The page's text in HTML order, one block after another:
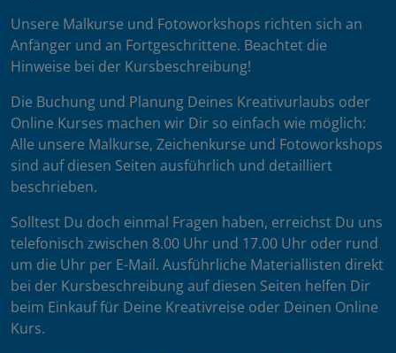
Unsere Malkurse und Fotoworkshops richten sich an
Anfänger und an Fortgeschrittene. Beachtet die
Hinweise bei der Kursbeschreibung!
Die Buchung und Planung Deines Kreativurlaubs oder
Online Kurses machen wir Dir so einfach wie möglich:
Alle unsere Malkurse, Zeichenkurse und Fotoworkshops
sind auf diesen Seiten ausführlich und detailliert
beschrieben.
Solltest Du doch einmal Fragen haben, erreichst Du uns
telefonisch zwischen 8.00 Uhr und 17.00 Uhr oder rund
um die Uhr per E-Mail. Ausführliche Materiallisten direkt
bei der Kursbeschreibung auf diesen Seiten helfen Dir
beim Einkauf für Deine Kreativreise oder Deinen Online
Kurs.